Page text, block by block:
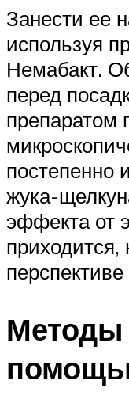
Занести ее
используя
Немабакт.
перед
препаратом
постепенно
жука-
эффекта от
приходится,